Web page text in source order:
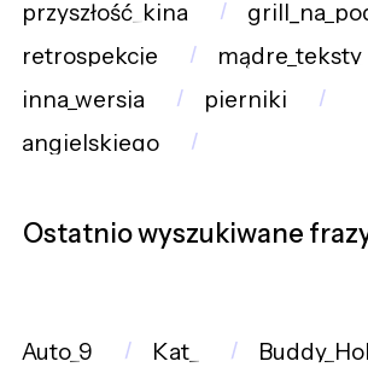
przyszłość_kina
retrospekcje
mądre_teksty_
inna_wersja
pierniki
angielskiego
Ostatnio wyszukiwane
Auto_9 Kat_